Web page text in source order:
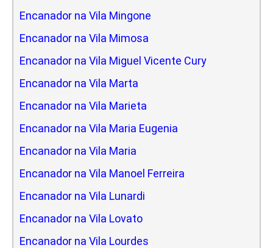
Encanador na Vila Mingone
Encanador na Vila Mimosa
Encanador na Vila Miguel Vicente Cury
Encanador na Vila Marta
Encanador na Vila Marieta
Encanador na Vila Maria Eugenia
Encanador na Vila Maria
Encanador na Vila Manoel Ferreira
Encanador na Vila Lunardi
Encanador na Vila Lovato
Encanador na Vila Lourdes